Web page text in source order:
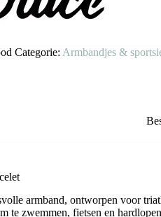
Categorie: Armbandjes &
armband, ontworpen voor
te zwemmen, fietsen en